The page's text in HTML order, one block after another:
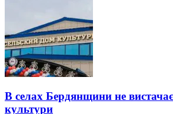
В селах Бердянщини не
культури